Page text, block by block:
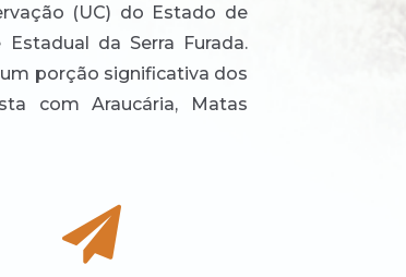
(UC) do Estado de
da Serra Furada.
porção significativa dos
com Araucária, Matas